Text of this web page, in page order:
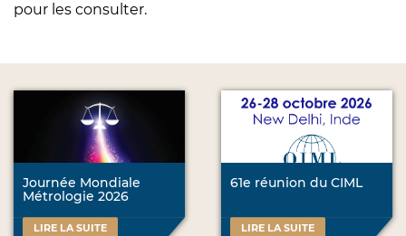
pour les consulter.
Journée Mondiale
Métrologie 2026
LIRE LA SUITE
61e réunion du CIML
LIRE LA SUITE